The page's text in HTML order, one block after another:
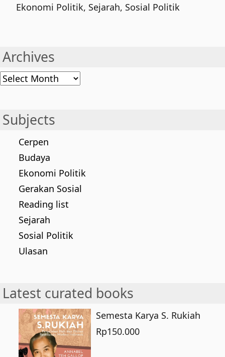
Ekonomi Politik, Sejarah, Sosial Politik
Archives
Archives
Subjects
Cerpen
Budaya
Ekonomi Politik
Gerakan Sosial
Reading list
Sejarah
Sosial Politik
Ulasan
Latest curated books
Semesta Karya S. Rukiah
Rp150.000